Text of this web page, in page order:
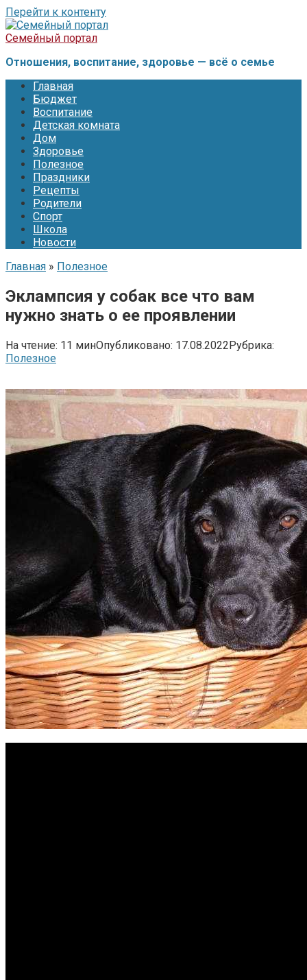
Перейти к контенту
Семейный портал
Отношения, воспитание, здоровье — всё о семье
Главная
Бюджет
Воспитание
Детская комната
Дом
Здоровье
Полезное
Праздники
Рецепты
Родители
Спорт
Школа
Новости
Главная » Полезное
Эклампсия у собак все что вам
нужно знать о ее проявлении
На чтение: 11 минОпубликовано: 17.08.2022Рубрика:
Полезное